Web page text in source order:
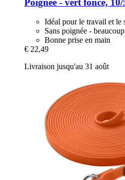
Idéal pour le travail et le
Sans poignée -
Bonne prise en main
€ 22,49
Livraison jusqu'au 31 août